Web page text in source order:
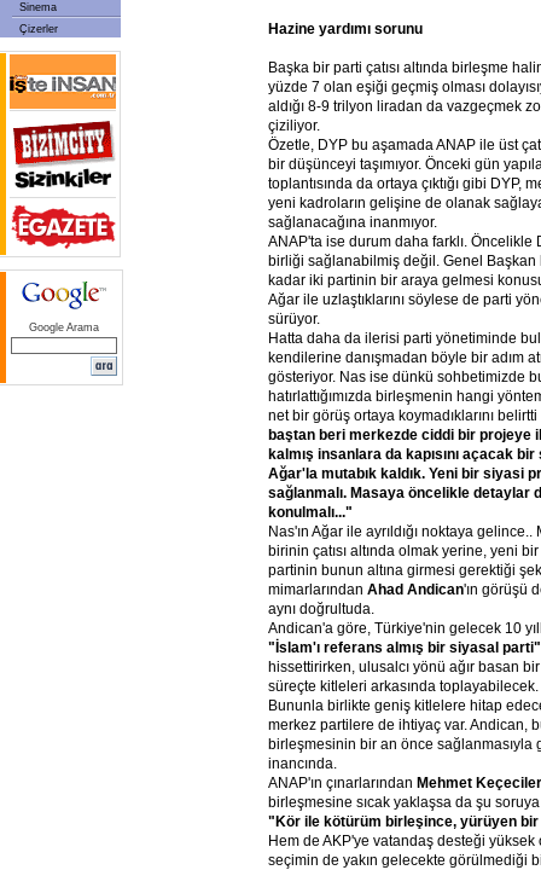
Sinema
Çizerler
Google Arama
Hazine yardımı sorunu
Başka bir parti çatısı altında birleşme
yüzde 7 olan eşiği geçmiş olması
aldığı 8-9 trilyon liradan da vazgeçmek
çiziliyor.
Özetle, DYP bu aşamada ANAP ile üst
bir düşünceyi taşımıyor. Önceki gün
toplantısında da ortaya çıktığı gibi DYP,
yeni kadroların gelişine de olanak
sağlanacağına inanmıyor.
ANAP'ta ise durum daha farklı. Öncelikle
birliği sağlanabilmiş değil. Genel Başkan
kadar iki partinin bir araya gelmesi
Ağar ile uzlaştıklarını söylese de parti
sürüyor.
Hatta daha da ilerisi parti yönetiminde
kendilerine danışmadan böyle bir adım
gösteriyor. Nas ise dünkü sohbetimizde
hatırlattığımızda birleşmenin hangi
net bir görüş ortaya koymadıklarını
baştan beri merkezde ciddi bir projeye
kalmış insanlara da kapısını açacak
Ağar'la mutabık kaldık. Yeni bir siyasi
sağlanmalı. Masaya öncelikle detaylar
konulmalı..."
Nas'ın Ağar ile ayrıldığı noktaya
birinin çatısı altında olmak yerine, yeni
partinin bunun altına girmesi gerektiği
mimarlarından Ahad Andican'ın görüşü
aynı doğrultuda.
Andican'a göre, Türkiye'nin gelecek 10
"İslam'ı referans almış bir siyasal parti"
hissettirirken, ulusalcı yönü ağır basan
süreçte kitleleri arkasında toplayabilecek.
Bununla birlikte geniş kitlelere hitap
merkez partilere de ihtiyaç var. Andican,
birleşmesinin bir an önce sağlanmasıyla
inancında.
ANAP'ın çınarlarından Mehmet Keçeciler
birleşmesine sıcak yaklaşsa da şu soruya
"Kör ile kötürüm birleşince, yürüyen
Hem de AKP'ye vatandaş desteği
seçimin de yakın gelecekte görülmediği